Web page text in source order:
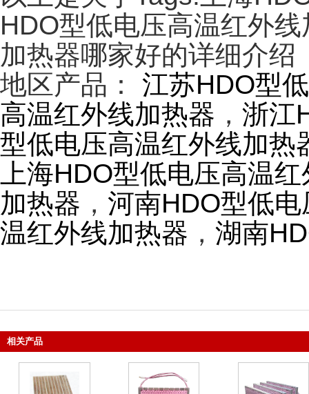
HDO型低电压高温红外
加热器哪家好的详细介绍
地区产品： 江苏HDO型
高温红外线加热器 ， 浙江
型低电压高温红外线加热
上海HDO型低电压高温
加热器 ， 河南HDO型低
温红外线加热器 ， 湖南
相关产品